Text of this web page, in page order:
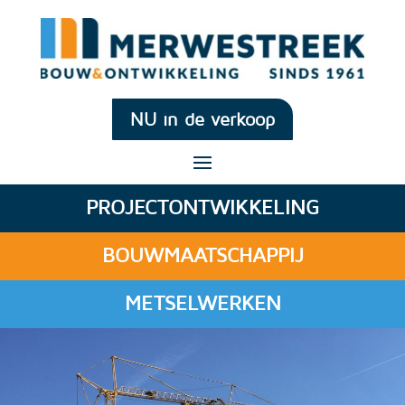
NU in de verkoop
PROJECTONTWIKKELING
BOUWMAATSCHAPPIJ
METSELWERKEN